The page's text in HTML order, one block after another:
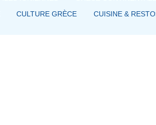
CULTURE GRÈCE CUISINE &